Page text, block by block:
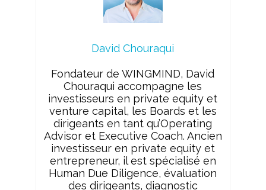
David Chouraqui
Fondateur de WINGMIND, David
Chouraqui accompagne les
investisseurs en private equity et
venture capital, les Boards et les
dirigeants en tant qu’Operating
Advisor et Executive Coach. Ancien
investisseur en private equity et
entrepreneur, il est spécialisé en
Human Due Diligence, évaluation
des dirigeants, diagnostic